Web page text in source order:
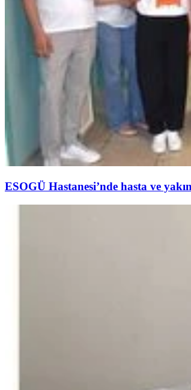
ESOGÜ Hastanesi’nde hasta ve